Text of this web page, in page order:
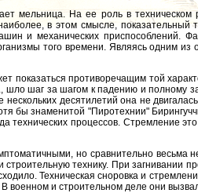
мельница. На ее роль в
в этом смысле,
и механических приспособлений.
того времени. Являясь одним
показаться противоречащим той
шло шаг за шагом к падению и
десятилетий она не
бы знаменитой "Пиротехнии"
процессов. Стремление
но сравнительно
технику. При
Техническая сноровка и
и строительном деле они